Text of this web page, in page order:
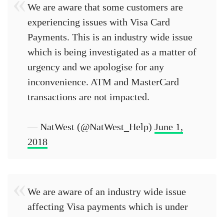
We are aware that some customers are
experiencing issues with Visa Card
Payments. This is an industry wide issue
which is being investigated as a matter of
urgency and we apologise for any
inconvenience. ATM and MasterCard
transactions are not impacted.
— NatWest (@NatWest_Help) June 1,
2018
We are aware of an industry wide issue
affecting Visa payments which is under